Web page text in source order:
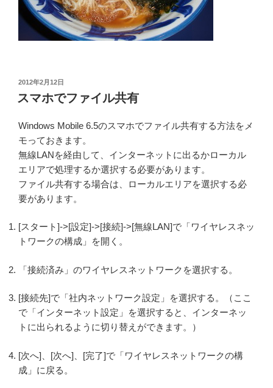
投
稿
日:
2012年2月12日
スマホでファイル共有
Windows Mobile 6.5のスマホでファイル共有する方法をメ
モっておきます。
無線LANを経由して、インターネットに出るかローカル
エリアで処理するか選択する必要があります。
ファイル共有する場合は、ローカルエリアを選択する必
要があります。
[スタート]->[設定]->[接続]->[無線LAN]で「ワイヤレスネッ
トワークの構成」を開く。
「接続済み」のワイヤレスネットワークを選択する。
[接続先]で「社内ネットワーク設定」を選択する。（ここ
で「インターネット設定」を選択すると、インターネッ
トに出られるように切り替えができます。）
[次へ]、[次へ]、[完了]で「ワイヤレスネットワークの構
成」に戻る。